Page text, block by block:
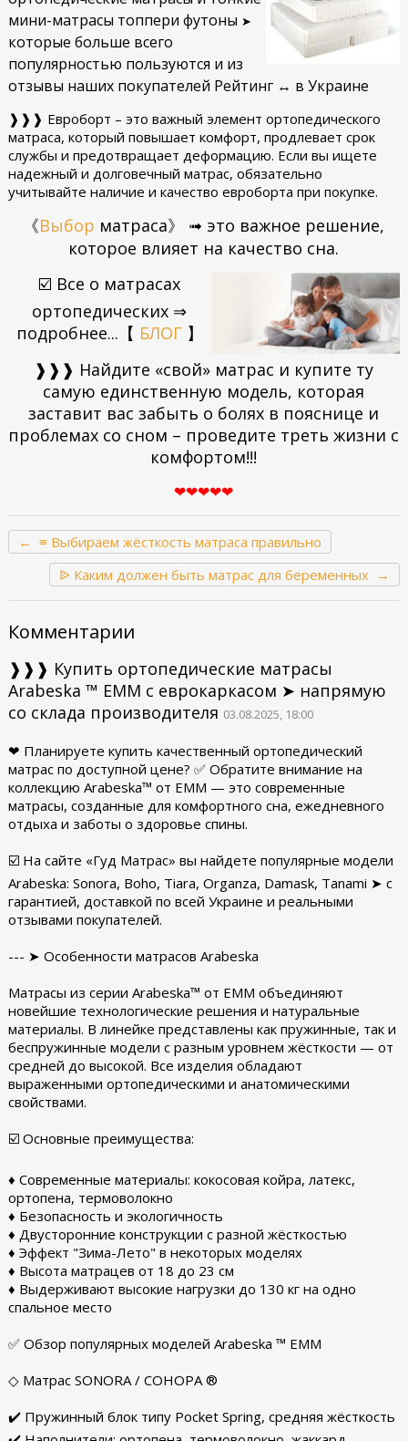
мини-матрасы топпери футоны ➤
которые больше всего
популярностью пользуются и из
отзывы наших покупателей Рейтинг ↔ в Украине
❱❱❱ Евроборт – это важный элемент ортопедического
матраса, который повышает комфорт, продлевает срок
службы и предотвращает деформацию. Если вы ищете
надежный и долговечный матрас, обязательно
учитывайте наличие и качество евроборта при покупке.
《Выбор матраса》 ➟ это важное решение,
которое влияет на качество сна.
☑️ Все о матрасах
ортопедических ⇒
подробнее... 【 БЛОГ 】
❱❱❱ Найдите «свой» матрас и купите ту
самую единственную модель, которая
заставит вас забыть о болях в пояснице и
проблемах со сном – проведите треть жизни с
комфортом!!!
❤❤❤❤❤
← ≡ Выбираем жёсткость матраса правильно
ᐉ Каким должен быть матрас для беременных →
Комментарии
❱❱❱ Купить ортопедические матрасы
Arabeska ™ EMM с еврокаркасом ➤ напрямую
со склада производителя 03.08.2025, 18:00
❤ Планируете купить качественный ортопедический
матрас по доступной цене? ✅ Обратите внимание на
коллекцию Arabeska™ от ЕММ — это современные
матрасы, созданные для комфортного сна, ежедневного
отдыха и заботы о здоровье спины.
☑️ На сайте «Гуд Матрас» вы найдете популярные модели
Arabeska: Sonora, Boho, Tiara, Organza, Damask, Tanami ➤ с
гарантией, доставкой по всей Украине и реальными
отзывами покупателей.
--- ➤ Особенности матрасов Arabeska
Матрасы из серии Arabeska™ от ЕММ объединяют
новейшие технологические решения и натуральные
материалы. В линейке представлены как пружинные, так и
беспружинные модели с разным уровнем жёсткости — от
средней до высокой. Все изделия обладают
выраженными ортопедическими и анатомическими
свойствами.
☑️ Основные преимущества:
♦ Современные материалы: кокосовая койра, латекс,
ортопена, термоволокно
♦ Безопасность и экологичность
♦ Двусторонние конструкции с разной жёсткостью
♦ Эффект "Зима-Лето" в некоторых моделях
♦ Высота матрацев от 18 до 23 см
♦ Выдерживают высокие нагрузки до 130 кг на одно
спальное место
✅ Обзор популярных моделей Arabeska ™ ЕММ
◇ Матрас SONORA / СОНОРА ®
✔️ Пружинный блок типу Pocket Spring, средняя жёсткость